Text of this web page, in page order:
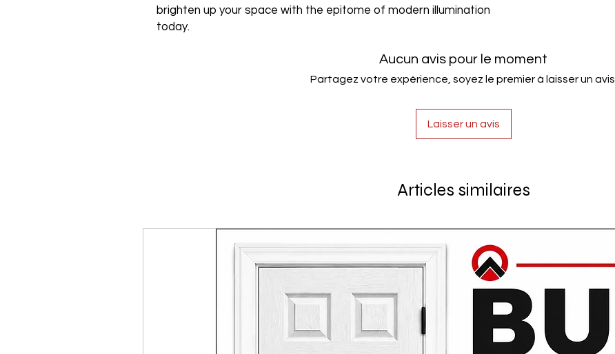
brighten up your space with the epitome of modern illumination
today.
Aucun avis pour le moment
Partagez votre expérience, soyez le premier à laisser un avis.
Laisser un avis
Articles similaires